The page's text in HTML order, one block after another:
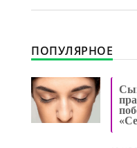
ПОПУЛЯРНОЕ